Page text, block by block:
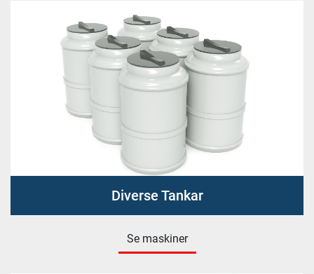
Diverse Tankar
Se maskiner